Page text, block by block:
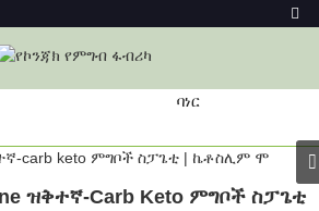
ምርት
ዝቅተኛ-Carb Keto ምግቦች ስፓጌቲ